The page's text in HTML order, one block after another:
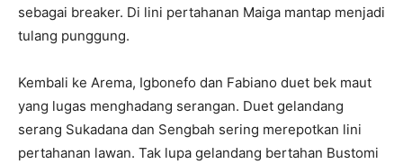
sebagai breaker. Di lini pertahanan Maiga mantap menjadi
tulang punggung.
Kembali ke Arema, Igbonefo dan Fabiano duet bek maut
yang lugas menghadang serangan. Duet gelandang
serang Sukadana dan Sengbah sering merepotkan lini
pertahanan lawan. Tak lupa gelandang bertahan Bustomi